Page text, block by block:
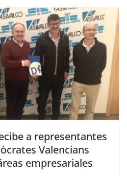
a representantes
Valencians
empresariales